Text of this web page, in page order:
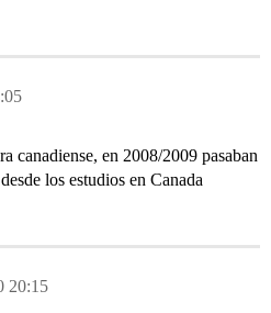
canadiense, en 2008/2009 pasaban
los estudios en Canada
20:15